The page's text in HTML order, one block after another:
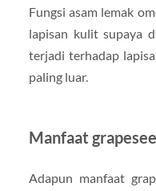
Fungsi asam lemak
lapisan kulit supaya
terjadi terhadap
paling luar.
Manfaat
Adapun manfaat